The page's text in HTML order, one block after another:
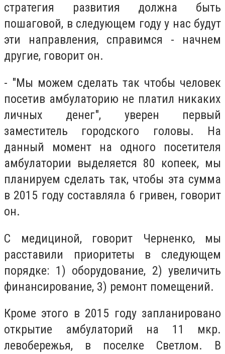
стратегия развития должна быть
пошаговой, в следующем году у нас будут
эти направления, справимся - начнем
другие, говорит он.
- "Мы можем сделать так чтобы человек
посетив амбулаторию не платил никаких
личных денег", уверен первый
заместитель городского головы. На
данный момент на одного посетителя
амбулатории выделяется 80 копеек, мы
планируем сделать так, чтобы эта сумма
в 2015 году составляла 6 гривен, говорит
он.
С медициной, говорит Черненко, мы
расставили приоритеты в следующем
порядке: 1) оборудование, 2) увеличить
финансирование, 3) ремонт помещений.
Кроме этого в 2015 году запланировано
открытие амбулаторий на 11 мкр.
левобережья, в поселке Светлом. В